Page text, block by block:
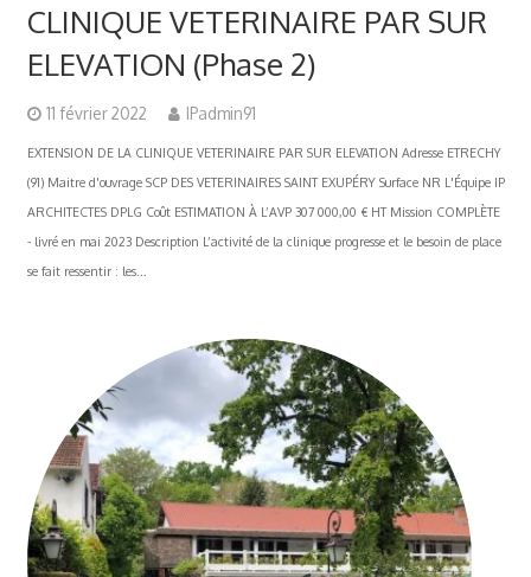
CLINIQUE VETERINAIRE PAR SUR
ELEVATION (Phase 2)
11 février 2022 IPadmin91
EXTENSION DE LA CLINIQUE VETERINAIRE PAR SUR ELEVATION Adresse ETRECHY
(91) Maitre d'ouvrage SCP DES VETERINAIRES SAINT EXUPÉRY Surface NR L'Équipe IP
ARCHITECTES DPLG Coût ESTIMATION À L’AVP 307 000,00 € HT Mission COMPLÈTE
- livré en mai 2023 Description L’activité de la clinique progresse et le besoin de place
se fait ressentir : les...